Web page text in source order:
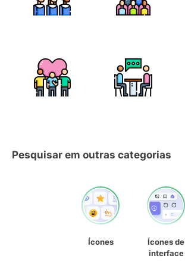
Pesquisar em outras categorias
Ícones
Ícones de
interface